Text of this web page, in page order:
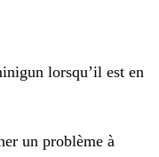
lorsqu’il est en
un problème à